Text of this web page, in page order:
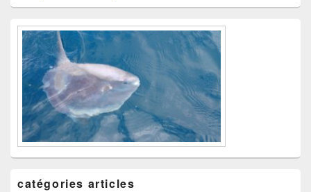
catégories articles